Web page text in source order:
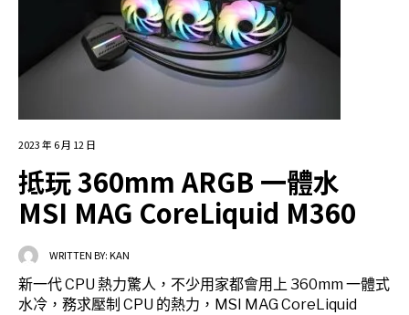
2023 年 6 月 12 日
抵玩 360mm ARGB 一體水
MSI MAG CoreLiquid M360
WRITTEN BY:KAN
新一代 CPU 熱力驚人，不少用家都會用上 360mm 一體式
水冷，務求壓制 CPU 的熱力，MSI MAG CoreLiquid